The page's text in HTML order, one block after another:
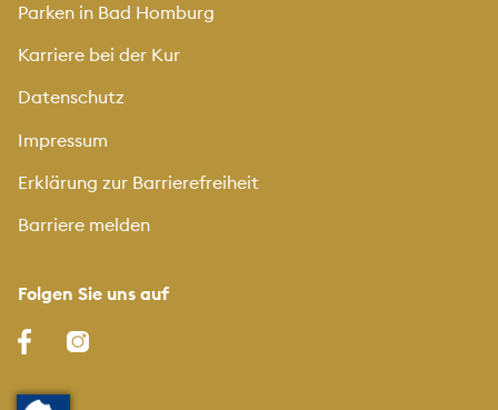
Parken in Bad Homburg
Karriere bei der Kur
Datenschutz
Impressum
Erklärung zur Barrierefreiheit
Barriere melden
Folgen Sie uns auf